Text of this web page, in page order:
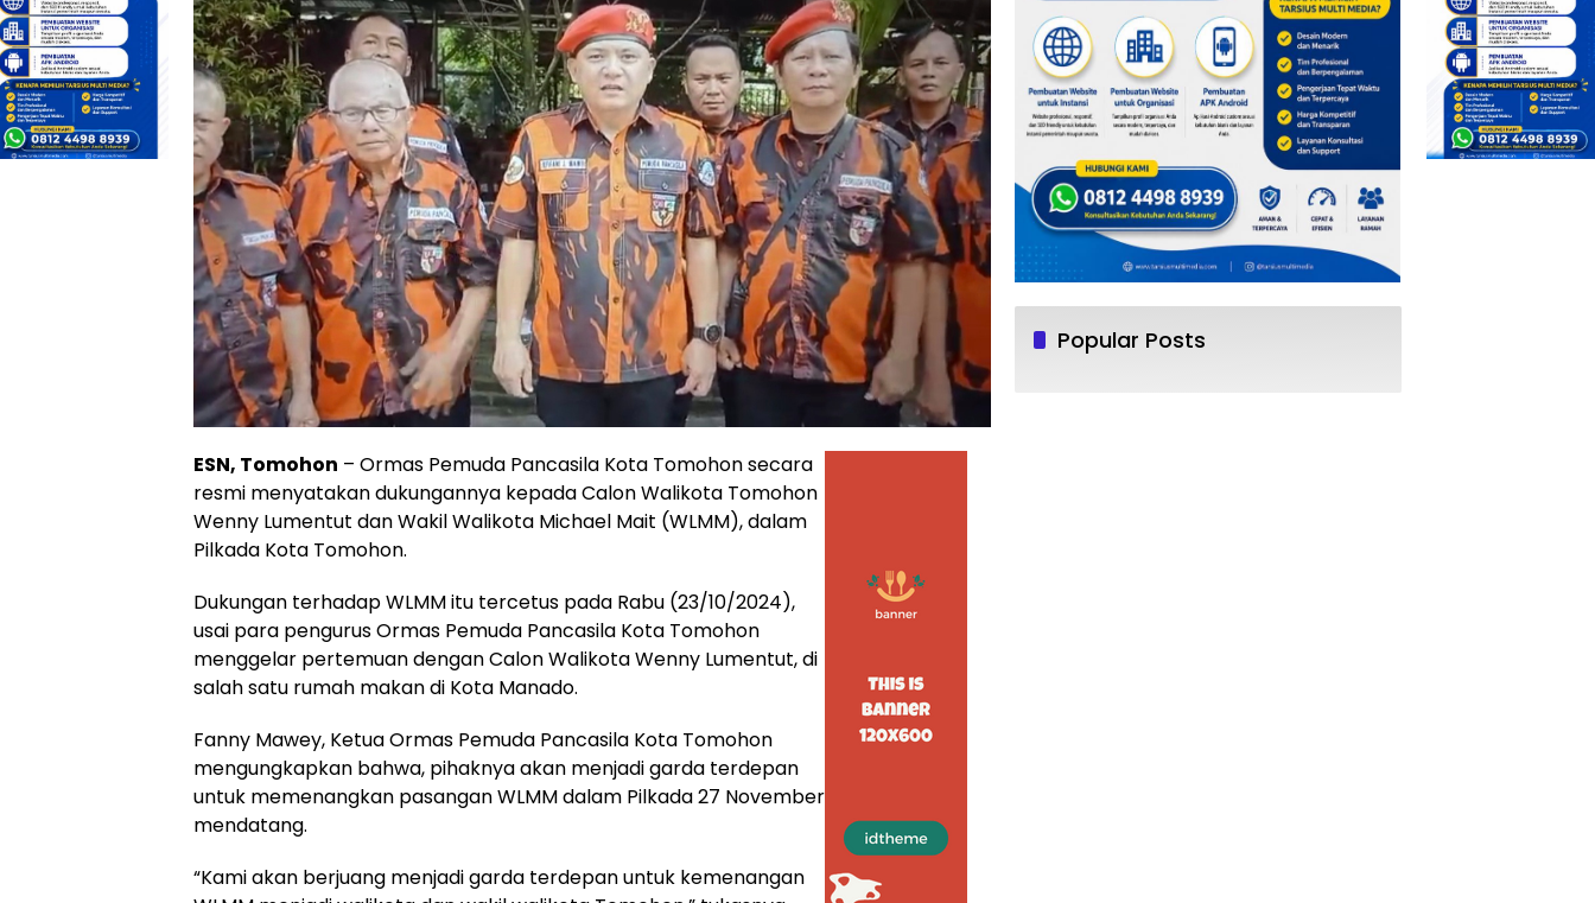
ESN, Tomohon – Ormas Pemuda Pancasila Kota Tomohon secara
resmi menyatakan dukungannya kepada Calon Walikota Tomohon
Wenny Lumentut dan Wakil Walikota Michael Mait (WLMM), dalam
Pilkada Kota Tomohon.
Dukungan terhadap WLMM itu tercetus pada Rabu (23/10/2024),
usai para pengurus Ormas Pemuda Pancasila Kota Tomohon
menggelar pertemuan dengan Calon Walikota Wenny Lumentut, di
salah satu rumah makan di Kota Manado.
Fanny Mawey, Ketua Ormas Pemuda Pancasila Kota Tomohon
mengungkapkan bahwa, pihaknya akan menjadi garda terdepan
untuk memenangkan pasangan WLMM dalam Pilkada 27 November
mendatang.
“Kami akan berjuang menjadi garda terdepan untuk kemenangan
Popular Posts